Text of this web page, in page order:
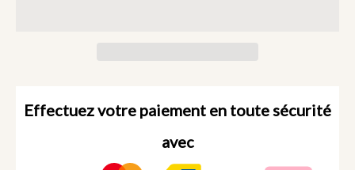
Effectuez votre paiement en toute sécurité
avec